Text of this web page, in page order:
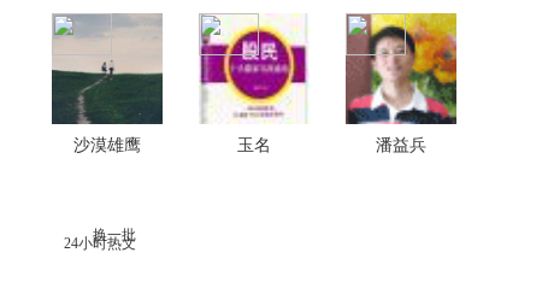
沙漠雄鹰 玉名 潘益兵
24小时热文
换一批